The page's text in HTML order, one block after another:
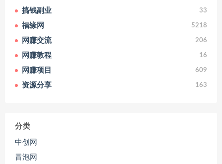
搞钱副业 33
福缘网 5218
网赚交流 206
网赚教程 16
网赚项目 609
资源分享 163
分类
中创网
冒泡网